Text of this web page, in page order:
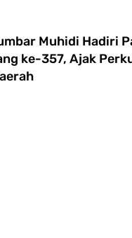
Muhidi Hadiri
ke-357, Ajak